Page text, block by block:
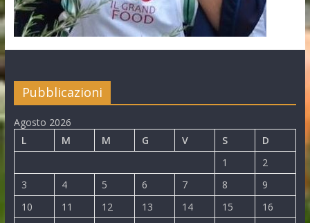
Pubblicazioni
Agosto 2026
L
M M G V S
D
1
2
3
4 5 6 7 8
9
10
11 12 13 14 15
16